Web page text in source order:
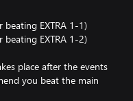
beating EXTRA 1-1)
beating EXTRA 1-2)
place after the events
you beat the main